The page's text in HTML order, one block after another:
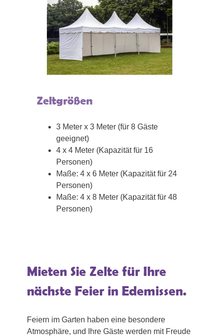
Zeltgrößen
3 Meter x 3 Meter (für 8 Gäste
geeignet)
4 x 4 Meter (Kapazität für 16
Personen)
Maße: 4 x 6 Meter (Kapazität für 24
Personen)
Maße: 4 x 8 Meter (Kapazität für 48
Personen)
Mieten Sie Zelte für Ihre
nächste Feier in Edemissen.
Feiern im Garten haben eine besondere
Atmosphäre, und Ihre Gäste werden mit Freude